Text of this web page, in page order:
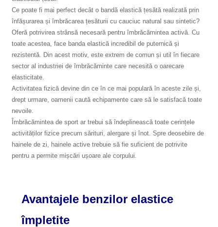
Ce poate fi mai perfect decât o bandă elastică țesătă realizată prin
înfășurarea și îmbrăcarea țesăturii cu cauciuc natural sau sintetic?
Oferă potrivirea strânsă necesară pentru îmbrăcămintea activă. Cu
toate acestea, face banda elastică incredibil de puternică și
rezistentă. Din acest motiv, este extrem de comun și util în fiecare
sector al industriei de îmbrăcăminte care necesită o oarecare
elasticitate.
Activitatea fizică devine din ce în ce mai populară în aceste zile și,
drept urmare, oamenii caută echipamente care să le satisfacă toate
nevoile.
Îmbrăcămintea de sport ar trebui să îndeplinească toate cerințele
activităților fizice precum sărituri, alergare și înot. Spre deosebire de
hainele de zi, hainele active trebuie să fie suficient de potrivite
pentru a permite mișcări ușoare ale corpului.
Avantajele benzilor elastice
împletite